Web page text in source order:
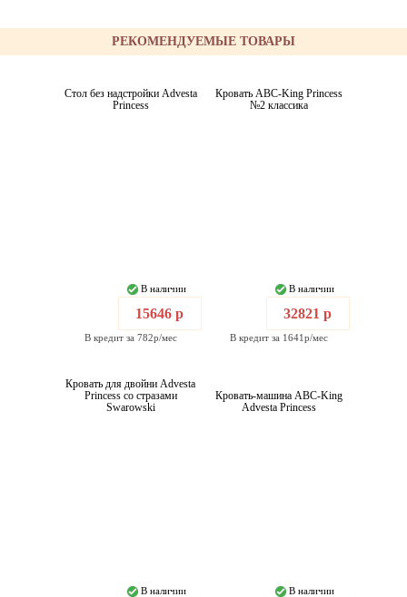
РЕКОМЕНДУЕМЫЕ ТОВАРЫ
Стол без надстройки Advesta
Princess
В наличии
15646 р
В кредит за 782р/мес
Кровать ABC-King Princess
№2 классика
В наличии
32821 р
В кредит за 1641р/мес
Кровать для двойни Advesta
Princess со стразами
Swarowski
В наличии
Кровать-машина ABC-King
Advesta Princess
В наличии